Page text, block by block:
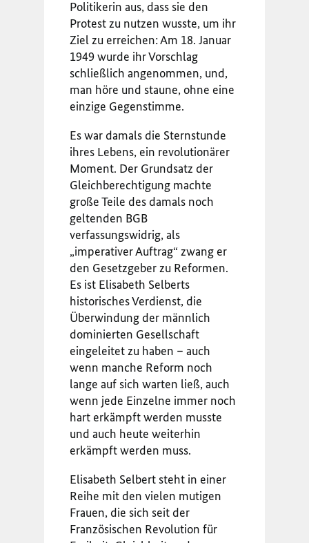
Politikerin aus, dass sie den
Protest zu nutzen wusste, um ihr
Ziel zu erreichen: Am 18. Januar
1949 wurde ihr Vorschlag
schließlich angenommen, und,
man höre und staune, ohne eine
einzige Gegenstimme.
Es war damals die Sternstunde
ihres Lebens, ein revolutionärer
Moment. Der Grundsatz der
Gleichberechtigung machte
große Teile des damals noch
geltenden BGB
verfassungswidrig, als
„imperativer Auftrag“ zwang er
den Gesetzgeber zu Reformen.
Es ist Elisabeth Selberts
historisches Verdienst, die
Überwindung der männlich
dominierten Gesellschaft
eingeleitet zu haben – auch
wenn manche Reform noch
lange auf sich warten ließ, auch
wenn jede Einzelne immer noch
hart erkämpft werden musste
und auch heute weiterhin
erkämpft werden muss.
Elisabeth Selbert steht in einer
Reihe mit den vielen mutigen
Frauen, die sich seit der
Französischen Revolution für